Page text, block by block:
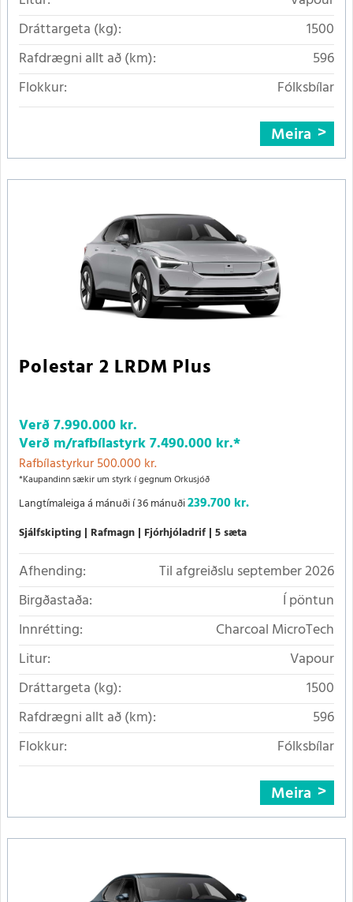
Dráttargeta (kg):
1500
Rafdrægni allt að (km):
596
Flokkur:
Fólksbílar
Meira
Polestar 2 LRDM Plus
Verð7.990.000 kr.
Verð m/rafbílastyrk7.490.000 kr.*
Rafbílastyrkur 500.000 kr.
*Kaupandinn sækir um styrk í gegnum Orkusjóð
Langtímaleiga á mánuði í 36 mánuði239.700 kr.
Sjálfskipting Rafmagn Fjórhjóladrif 5 sæta
Afhending:
Til afgreiðslu september 2026
Birgðastaða:
Í pöntun
Innrétting:
Charcoal MicroTech
Litur:
Vapour
Dráttargeta (kg):
1500
Rafdrægni allt að (km):
596
Flokkur:
Fólksbílar
Meira